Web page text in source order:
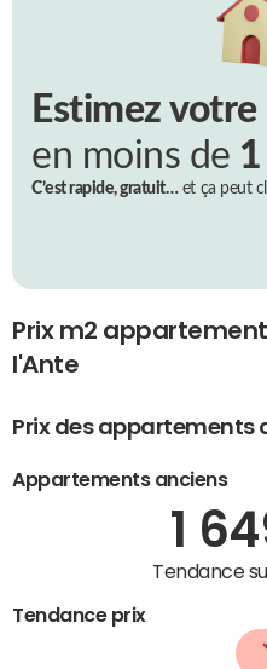
Estimez
en moins de
C’est rapide, gratuit…et ça peut
Prix m2
l'Ante
Prix des appartements
Appartements anciens
1
Tendance
Tendance prix